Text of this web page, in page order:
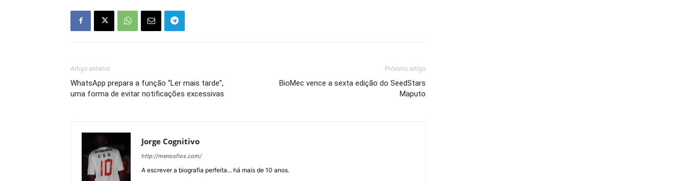
Artigo anterior
WhatsApp prepara a função “Ler mais tarde”,
uma forma de evitar notificações excessivas
Próximo artigo
BioMec vence a sexta edição do SeedStars
Maputo
Jorge Cognitivo
http://menosfios.com/
A escrever a biografia perfeita... há mais de 10 anos.